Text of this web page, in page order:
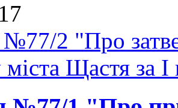
2 "Про
Щастя за I